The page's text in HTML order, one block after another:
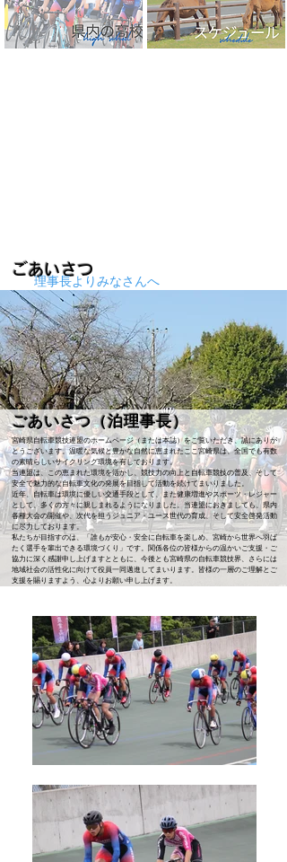
ごあいさつ
​理事長よりみなさんへ
ごあいさつ（泊理事長）
宮崎県自転車競技連盟のホームページ（または本誌）をご覧いただき、誠にありが
とうございます。温暖な気候と豊かな自然に恵まれたここ宮崎県は、全国でも有数
の素晴らしいサイクリング環境を有しております。
当連盟は、この恵まれた環境を活かし、競技力の向上と自転車競技の普及、そして
安全で魅力的な自転車文化の発展を目指して活動を続けてまいりました。
近年、自転車は環境に優しい交通手段として、また健康増進やスポーツ・レジャー
として、多くの方々に親しまれるようになりました。当連盟におきましても、県内
各種大会の開催や、次代を担うジュニア・ユース世代の育成、そして安全啓発活動
に尽力しております。
私たちが目指すのは、「誰もが安心・安全に自転車を楽しめ、宮崎から世界へ羽ば
たく選手を輩出できる環境づくり」です。関係各位の皆様からの温かいご支援・ご
協力に深く感謝申し上げますとともに、今後とも宮崎県の自転車競技界、さらには
地域社会の活性化に向けて役員一同邁進してまいります。皆様の一層のご理解とご
支援を賜りますよう、心よりお願い申し上げます。